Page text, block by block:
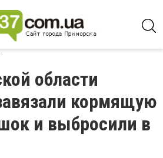
области
кормящую
и выбросили в